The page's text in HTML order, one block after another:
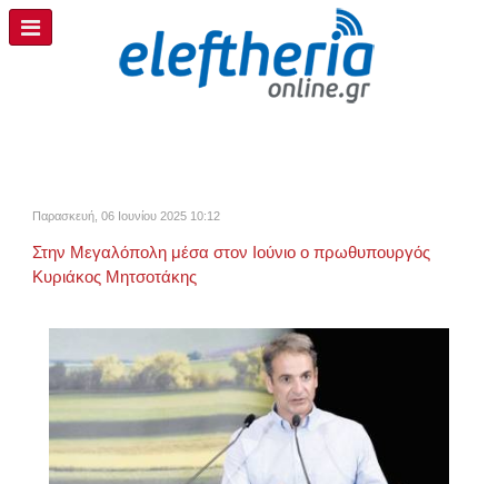
Παρασκευή, 06 Ιουνίου 2025 10:12
Στην Μεγαλόπολη μέσα στον Ιούνιο ο πρωθυπουργός
Κυριάκος Μητσοτάκης